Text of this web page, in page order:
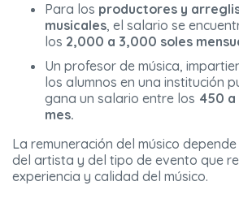
Para los productores y
musicales, el salario se
los 2,000 a 3,000 soles
Un profesor de música,
los alumnos en una institución
gana un salario entre los 450 a
mes.
La remuneración del músico
del artista y del tipo de evento que
experiencia y calidad del músico.